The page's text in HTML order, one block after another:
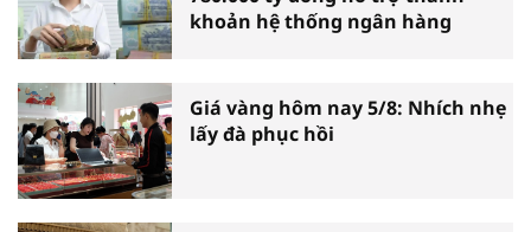
khoản hệ thống ngân hàng
Giá vàng hôm nay 5/8: Nhích nhẹ
lấy đà phục hồi